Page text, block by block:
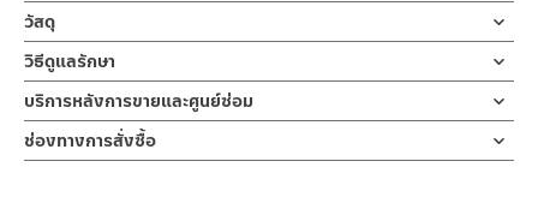
ขอแขวนคู่ วัสดุสแตนเลสเกรด 304 แข็งแรง ไม่เป็นสนิมมีให้เลือก 3 สี
สีสแตนเลสเงา / สีสแตนเลสด้าน / สีดำด้าน ใช้งานได้หลายรูปแบบ
แขวนของอเนกประสงค์ ติดตั้งเพื่อใช้งานได้ทุกห้องในบ้าน
วัสดุ
วัสดุผลิตจากแสตนเลส เกรด 304
ทนทานแข็งแรง ต้านการกัดกร่อนสูง และไม่ขึ้นสนิม
วิธีดูแลรักษา
คำแนะนำในการดูแลรักษาผลิตภัณฑ์
1. ไม่ทำสินค้าให้เกิดความเสียหายอื่น ๆ นอกจากการใช้งานปกติ เช่นไม่
ทำตก ไม่งัดหรือโยกสินค้าแรงๆ
2. ทำความสะอาดสินค้าโดยการใช้ผ้านุ่มๆชุบน้ำหมาดๆแล้วเช็ดให้แห้ง
บริการหลังการขายและศูนย์ซ่อม
ช่องทางออนไลน์
– Email: contact@charnpaiboon.com
ช่องทางการสั่งซื้อ